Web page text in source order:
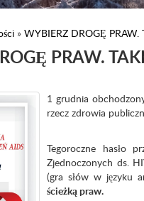
» WYBIERZ DROGĘ
PRAW.
1 grudnia
rzecz zdrowia
Tegoroczne hasło
Zjednoczonych ds.
(gra słów w języku
ścieżką praw.